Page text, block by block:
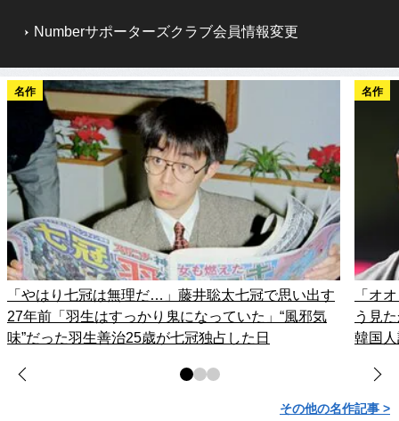
Numberサポーターズクラブ会員情報変更
名作
「やはり七冠は無理だ…」藤井聡太七冠で思い出す
27年前「羽生はすっかり鬼になっていた」“風邪気
味”だった羽生善治25歳が七冠独占した日
名作
「オ
う見
韓国
その他の名作記事 >